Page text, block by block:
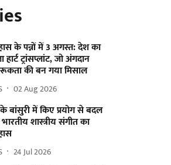
के पन्नों में 3 अगस्त: देश का
हार्ट ट्रांसप्लांट​, जो अंगदान
की बन गया मिसाल
02 Aug 2026
बांसुरी में किए प्रयोग से बदल
शास्त्रीय संगीत का
24 Jul 2026